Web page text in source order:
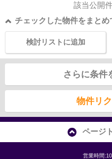
該当公開
チェックした物件をまとめ
検討リストに追加
さらに条件
物件リ
ページ
営業時間